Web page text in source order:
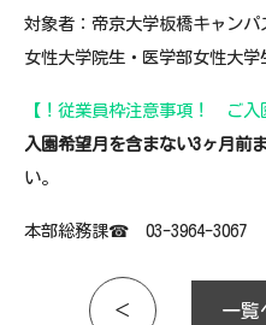
対象者：帝京大学板橋キャン
女性大学院生・医学部女性大学
【！従業員枠注意事項！ ご入
入園希望月を含まない3ヶ月前
い。
本部総務課☎ 03-3964-3067
＜ 一覧